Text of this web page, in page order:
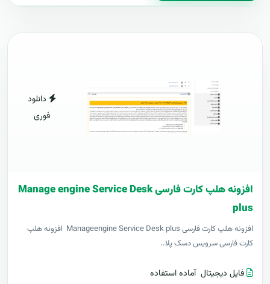
دانلود
فوری
افزونه هلپ کارت فارسی Manage engine Service Desk
plus
افزونه هلپ کارت فارسی Manageengine Service Desk plus افزونه هلپ
کارت فارسی سرویس دسک پلا..
فایل دیجیتال آماده استفاده